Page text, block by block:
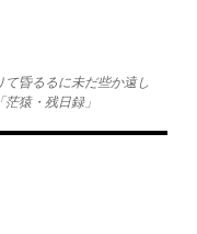
て昏るるに未だ些か遠し
猿・残日録」